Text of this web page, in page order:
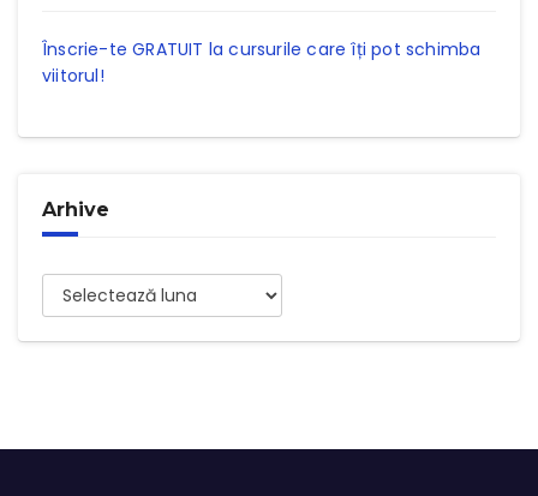
Înscrie-te GRATUIT la cursurile care îți pot schimba
viitorul!
Arhive
Arhive